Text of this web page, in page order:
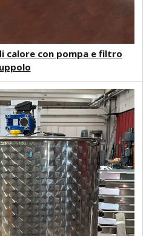
calore con pompa e filtro